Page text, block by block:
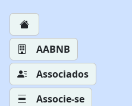
AABNB
Associados
Associe-se